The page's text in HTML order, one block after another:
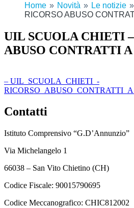
Home
Novità Le notizie
RICORSO ABUSO
UIL SCUOLA CHIETI
ABUSO CONTRATTI
– UIL_SCUOLA_CHIETI_-
Contatti
Istituto Comprensivo “G.D’Annunzio”
Via Michelangelo 1
66038 – San Vito Chietino (CH)
Codice Fiscale: 90015790695
Codice Meccanografico: CHIC812002